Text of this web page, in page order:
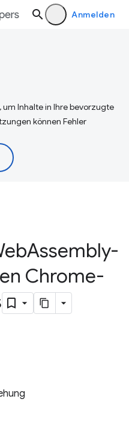
Anmelden
Inhalte in Ihre bevorzugte
können Fehler
Assembly-
Chrome-